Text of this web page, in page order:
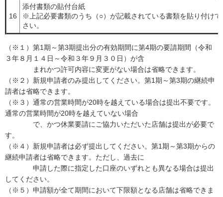
16
添付書類の貼付台紙
※上記必要書類のうち（○）が記載されている書類を貼り付け
さい。
（※１）第1期～第3期提出分の有効期間に第4期の要請期間（令和
３年８月１４日～令和３年９月３０日）が含
まれかつ許可内容に変更がない場合は省略できます。
（※２）新規申請者のみ提出してください。第1期～第3期の継続申
請者は省略できます。
（※３）通常の営業時間が20時を越えている場合は提出不要です。
通常の営業時間が20時を越えていない場合
で、かつ休業要請にご協力いただいた店舗は提出が必要で
す。
（※４）新規申請者は必ず提出してください。第1期～第3期からの
継続申請者は省略できます。ただし、過去に
申請した際に指定した口座のいずれとも異なる場合は提出
してください。
（※５）申請額が全て期間において下限額となる店舗は省略できま